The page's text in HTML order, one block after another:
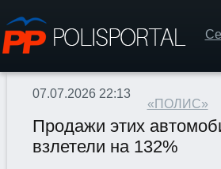
«ПОЛИС»
07.07.2026 22:13
Продажи этих
взлетели на 132%